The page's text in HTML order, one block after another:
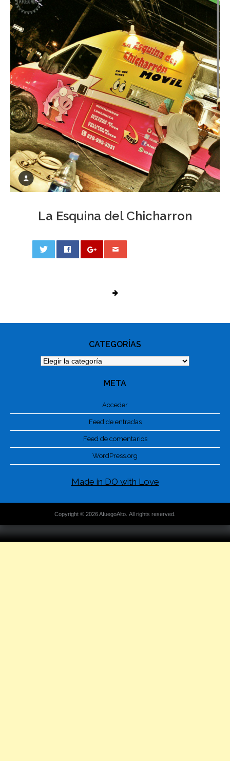
La Esquina del Chicharron
CATEGORÍAS
Categorías
META
Acceder
Feed de entradas
Feed de comentarios
WordPress.org
Made in DO with Love
Copyright © 2026 AfuegoAlto. All rights reserved.